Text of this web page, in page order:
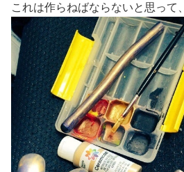
これは作らねばならないと思って、